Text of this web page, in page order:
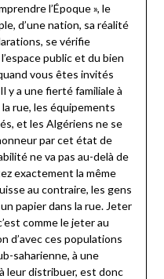
l’Époque », le
d’une nation, sa réalité
se vérifie
public et du bien
vous êtes invités
y a une fierté familiale à
rue, les équipements
et les Algériens ne se
par cet état de
ne va pas au-delà de
exactement la même
au contraire, les gens
papier dans la rue. Jeter
comme le jeter au
d’avec ces populations
saharienne, à une
leur distribuer, est donc